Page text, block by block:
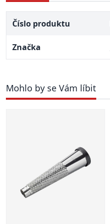
Číslo produktu
Značka
Mohlo by se Vám líbit